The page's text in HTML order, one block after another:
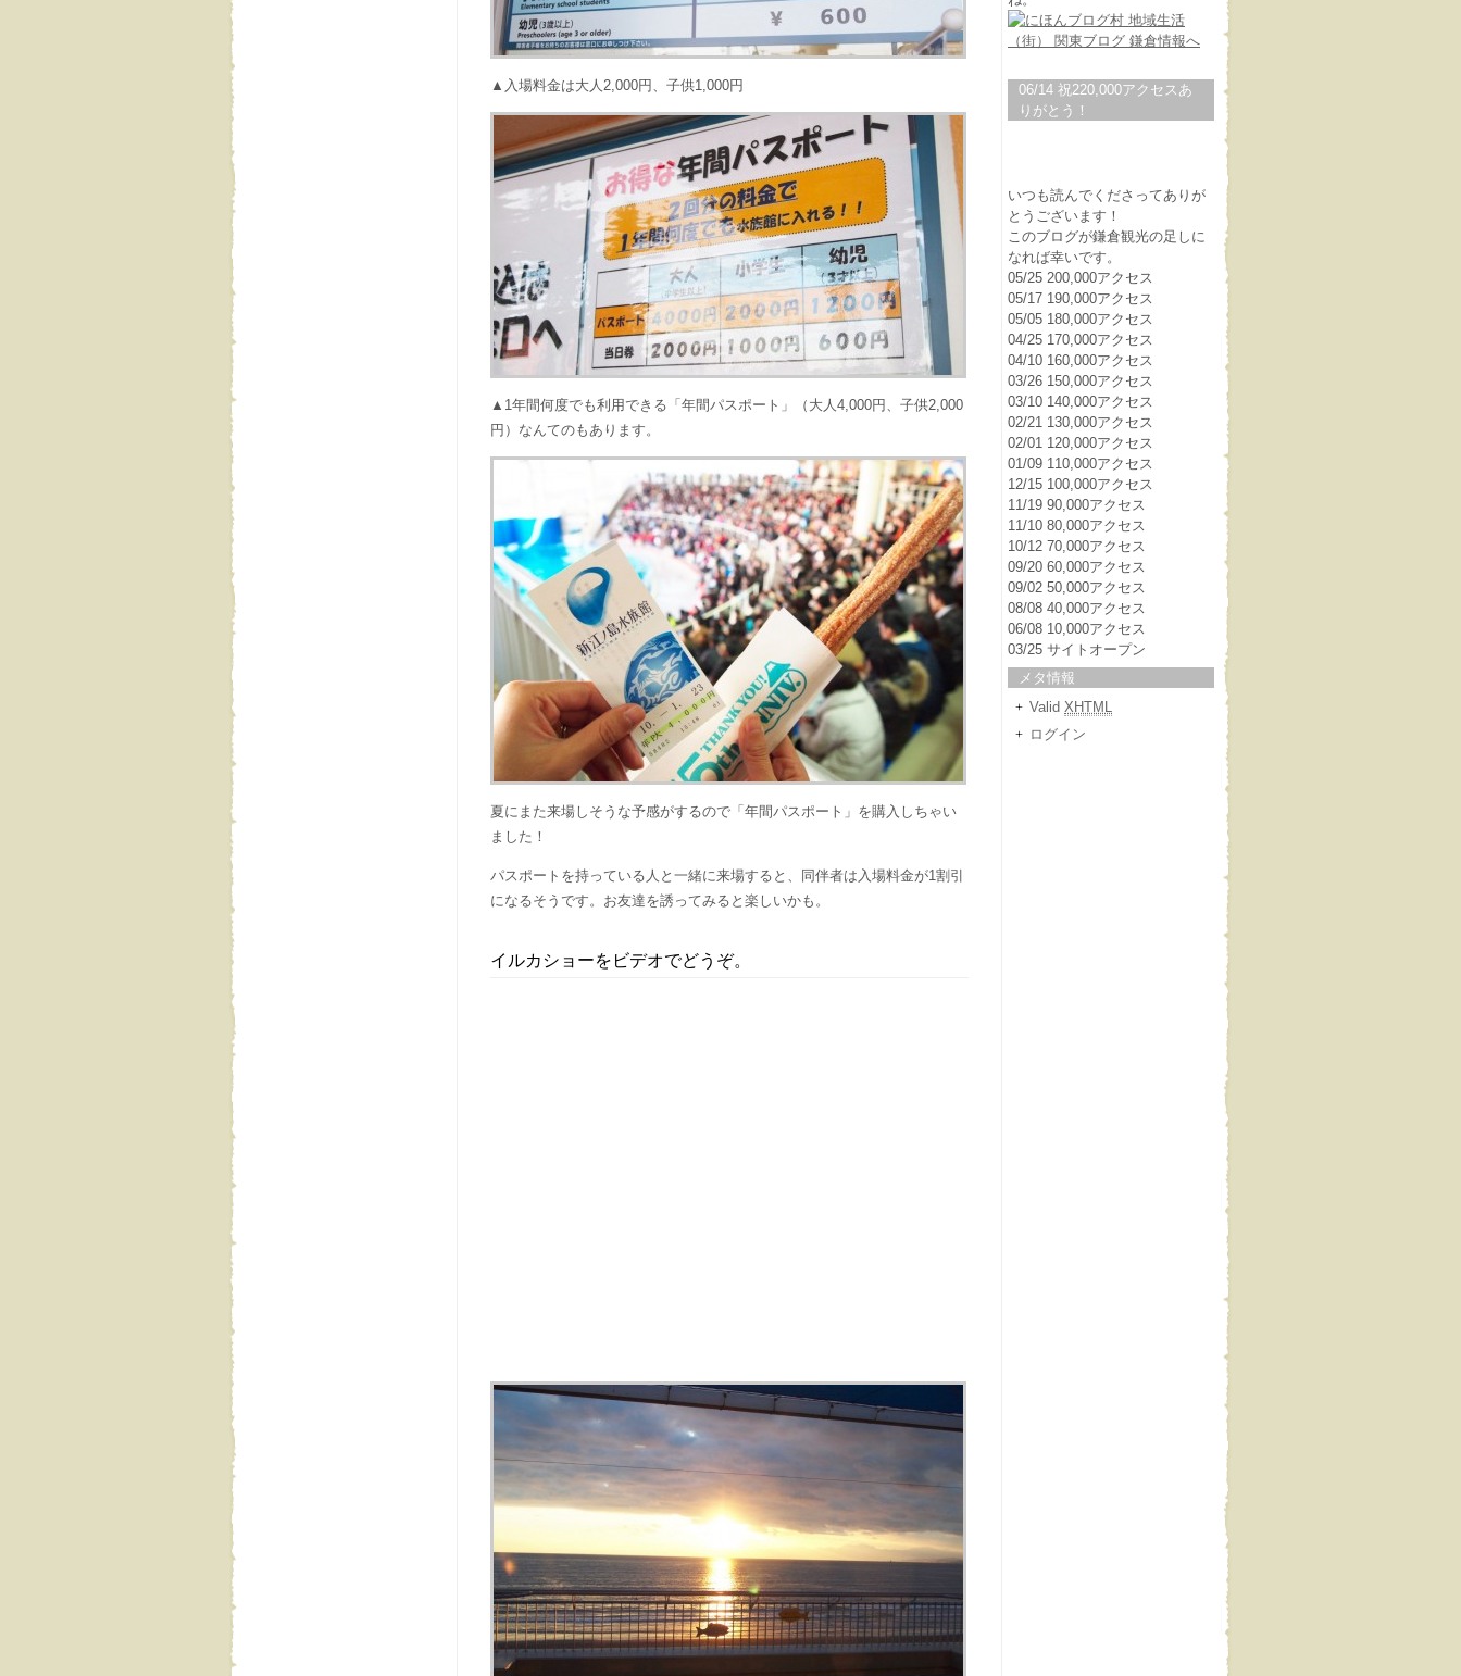
▲入場料金は大人2,000円、子供1,000円
▲1年間何度でも利用できる「年間パスポート」（大人4,000円、子供2,000
円）なんてのもあります。
夏にまた来場しそうな予感がするので「年間パスポート」を購入しちゃい
ました！
パスポートを持っている人と一緒に来場すると、同伴者は入場料金が1割引
になるそうです。お友達を誘ってみると楽しいかも。
イルカショーをビデオでどうぞ。
06/14 祝220,000アクセスあ
りがとう！
いつも読んでくださってありが
とうございます！
このブログが鎌倉観光の足しに
なれば幸いです。
05/25 200,000アクセス
05/17 190,000アクセス
05/05 180,000アクセス
04/25 170,000アクセス
04/10 160,000アクセス
03/26 150,000アクセス
03/10 140,000アクセス
02/21 130,000アクセス
02/01 120,000アクセス
01/09 110,000アクセス
12/15 100,000アクセス
11/19 90,000アクセス
11/10 80,000アクセス
10/12 70,000アクセス
09/20 60,000アクセス
09/02 50,000アクセス
08/08 40,000アクセス
06/08 10,000アクセス
03/25 サイトオープン
メタ情報
Valid XHTML
ログイン